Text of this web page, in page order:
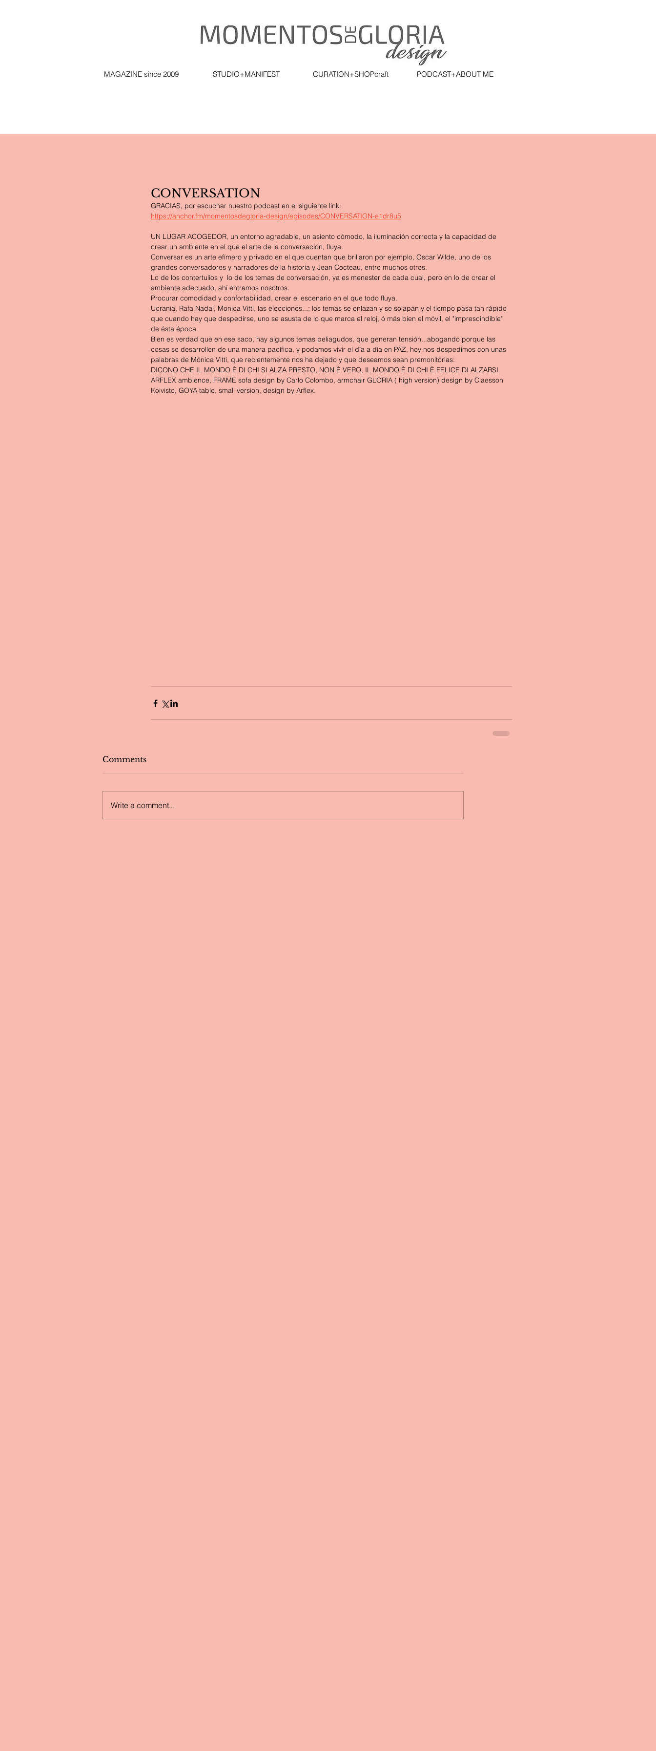
MAGAZINE since 2009 STUDIO+MANIFEST CURATION+SHOPcraft PODCAST+ABOUT ME
CONVERSATION
GRACIAS, por escuchar nuestro podcast en el siguiente link:
https://anchor.fm/momentosdegloria-design/episodes/CONVERSATION-e1dr8u5
UN LUGAR ACOGEDOR, un entorno agradable, un asiento cómodo, la iluminación correcta y la capacidad de
crear un ambiente en el que el arte de la conversación, fluya.
Conversar es un arte efímero y privado en el que cuentan que brillaron por ejemplo, Oscar Wilde, uno de los
grandes conversadores y narradores de la historia y Jean Cocteau, entre muchos otros.
Lo de los contertulios y  lo de los temas de conversación, ya es menester de cada cual, pero en lo de crear el
ambiente adecuado, ahí entramos nosotros.
Procurar comodidad y confortabilidad, crear el escenario en el que todo fluya.
Ucrania, Rafa Nadal, Monica Vitti, las elecciones...; los temas se enlazan y se solapan y el tiempo pasa tan rápido
que cuando hay que despedirse, uno se asusta de lo que marca el reloj, ó más bien el móvil, el "imprescindible"
de ésta época.
Bien es verdad que en ese saco, hay algunos temas peliagudos, que generan tensión...abogando porque las
cosas se desarrollen de una manera pacífica, y podamos vivir el día a día en PAZ, hoy nos despedimos con unas
palabras de Mónica Vitti, que recientemente nos ha dejado y que deseamos sean premonitórias:
DICONO CHE IL MONDO È DI CHI SI ALZA PRESTO, NON È VERO, IL MONDO È DI CHI È FELICE DI ALZARSI.
ARFLEX ambience, FRAME sofa design by Carlo Colombo, armchair GLORIA ( high version) design by Claesson
Koivisto, GOYA table, small version, design by Arflex.
Comments
Write a comment...